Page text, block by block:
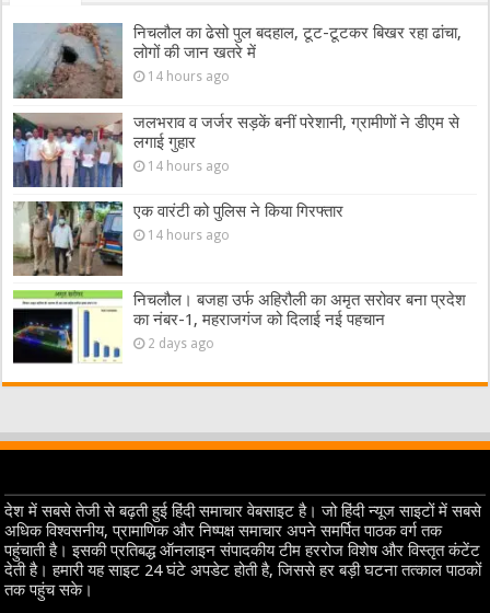
निचलौल का ढेसो पुल बदहाल, टूट-टूटकर बिखर रहा ढांचा,
लोगों की जान खतरे में
14 hours ago
जलभराव व जर्जर सड़कें बनीं परेशानी, ग्रामीणों ने डीएम से
लगाई गुहार
14 hours ago
एक वारंटी को पुलिस ने किया गिरफ्तार
14 hours ago
निचलौल। बजहा उर्फ अहिरौली का अमृत सरोवर बना प्रदेश
का नंबर-1, महराजगंज को दिलाई नई पहचान
2 days ago
देश में सबसे तेजी से बढ़ती हुई हिंदी समाचार वेबसाइट है। जो हिंदी न्यूज साइटों में सबसे
अधिक विश्वसनीय, प्रामाणिक और निष्पक्ष समाचार अपने समर्पित पाठक वर्ग तक
पहुंचाती है। इसकी प्रतिबद्ध ऑनलाइन संपादकीय टीम हररोज विशेष और विस्तृत कंटेंट
देती है। हमारी यह साइट 24 घंटे अपडेट होती है, जिससे हर बड़ी घटना तत्काल पाठकों
तक पहुंच सके।